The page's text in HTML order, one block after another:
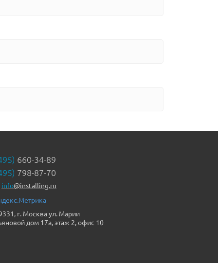
660-34-89
798-87-70
info@installing.ru
г. Москва ул. Марии
дом 17а, этаж 2, офис 10